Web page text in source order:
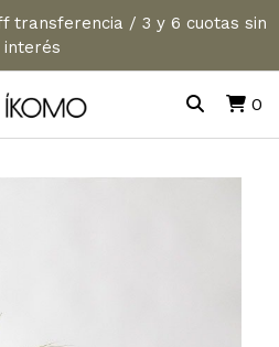
transferencia / 3 y 6 cuotas sin
interés
0